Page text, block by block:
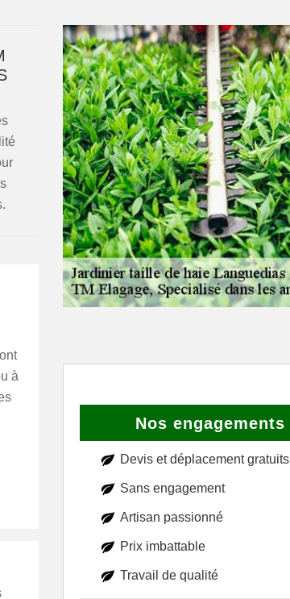
à
Nos engagements
Devis et déplacement gratuits
Sans engagement
Artisan passionné
Prix imbattable
Travail de qualité